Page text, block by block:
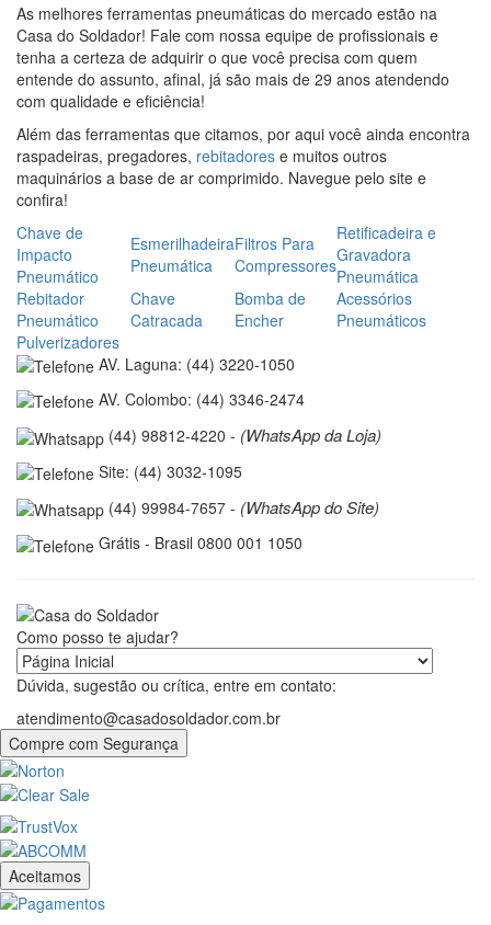
As melhores ferramentas pneumáticas do mercado estão na
Casa do Soldador! Fale com nossa equipe de profissionais e
tenha a certeza de adquirir o que você precisa com quem
entende do assunto, afinal, já são mais de 29 anos atendendo
com qualidade e eficiência!
Além das ferramentas que citamos, por aqui você ainda encontra
raspadeiras, pregadores, rebitadores e muitos outros
maquinários a base de ar comprimido. Navegue pelo site e
confira!
Chave de
Impacto
Pneumático
Esmerilhadeira
Pneumática
Filtros Para
Compressores
Retificadeira e
Gravadora
Pneumática
Rebitador
Pneumático
Chave
Catracada
Bomba de
Encher
Acessórios
Pneumáticos
Pulverizadores
AV. Laguna: (44) 3220-1050
AV. Colombo: (44) 3346-2474
(44) 98812-4220 - (WhatsApp da Loja)
Site: (44) 3032-1095
(44) 99984-7657 - (WhatsApp do Site)
Grátis - Brasil 0800 001 1050
Como posso te ajudar?
Dúvida, sugestão ou crítica, entre em contato:
atendimento@casadosoldador.com.br
Compre com Segurança
Aceitamos